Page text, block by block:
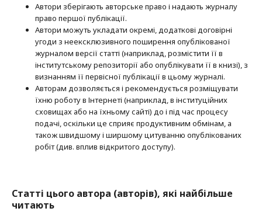
Автори зберігають авторське право і надають журналу
право першої публі­кації.
Автори можуть укладати окремі, додат­кові договірні
угоди з неексклюзив­ного поширення опублікованої
журналом версії статті (наприклад, розмістити її в
інститутському репозиторії або опубліку­вати її в книзі), з
визнанням її первісної публікації в цьому журналі.
Авторам дозволяється і рекомендується розміщувати
їхню роботу в Інтернеті (наприклад, в інституційних
сховищах або на їхньому сайті) до і під час процесу
подачі, оскільки це сприяє продуктивним обмінам, а
також швидшому і ширшому цитуванню опубліко­ва­них
робіт (див. вплив відкритого доступу).
Статті цього автора (авторів), які найбільше
читають